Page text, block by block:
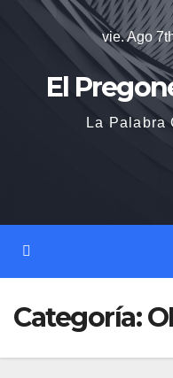
vie. Ago
El
La Palabra
Categoría: